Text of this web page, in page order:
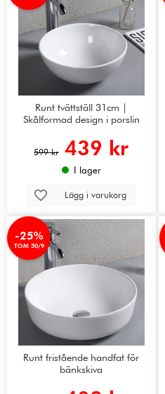
Runt tvättställ 31cm |
Skålformad design i porslin
599 kr 439 kr
I lager
Lägg i varukorg
-25%
TOM 30/9
Runt fristående handfat för
bänkskiva